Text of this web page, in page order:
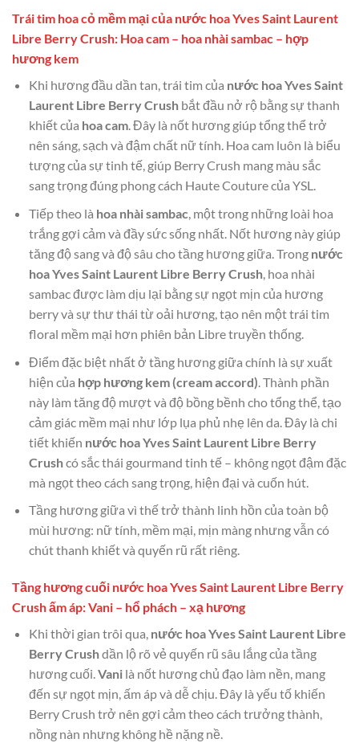
Trái tim hoa cỏ mềm mại của nước hoa Yves Saint Laurent
Libre Berry Crush: Hoa cam – hoa nhài sambac – hợp
hương kem
Khi hương đầu dần tan, trái tim của nước hoa Yves Saint
Laurent Libre Berry Crushbắt đầu nở rộ bằng sự thanh
khiết của hoa cam. Đây là nốt hương giúp tổng thể trở
nên sáng, sạch và đậm chất nữ tính. Hoa cam luôn là biểu
tượng của sự tinh tế, giúp Berry Crush mang màu sắc
sang trọng đúng phong cách Haute Couture của YSL.
Tiếp theo là hoa nhài sambac, một trong những loài hoa
trắng gợi cảm và đầy sức sống nhất. Nốt hương này giúp
tăng độ sang và độ sâu cho tầng hương giữa. Trong nước
hoa Yves Saint Laurent Libre Berry Crush, hoa nhài
sambac được làm dịu lại bằng sự ngọt mịn của hương
berry và sự thư thái từ oải hương, tạo nên một trái tim
floral mềm mại hơn phiên bản Libre truyền thống.
Điểm đặc biệt nhất ở tầng hương giữa chính là sự xuất
hiện của hợp hương kem (cream accord) . Thành phần
này làm tăng độ mượt và độ bồng bềnh cho tổng thể, tạo
cảm giác mềm mại như lớp lụa phủ nhẹ lên da. Đây là chi
tiết khiến nước hoa Yves Saint Laurent Libre Berry
Crushcó sắc thái gourmand tinh tế – không ngọt đậm đặc
mà ngọt theo cách sang trọng, hiện đại và cuốn hút.
Tầng hương giữa vì thế trở thành linh hồn của toàn bộ
mùi hương: nữ tính, mềm mại, mịn màng nhưng vẫn có
chút thanh khiết và quyến rũ rất riêng.
Tầng hương cuối nước hoa Yves Saint Laurent Libre Berry
Crush ấm áp: Vani – hổ phách – xạ hương
Khi thời gian trôi qua, nước hoa Yves Saint Laurent Libre
Berry Crushdần lộ rõ vẻ quyến rũ sâu lắng của tầng
hương cuối.Vanilà nốt hương chủ đạo làm nền, mang
đến sự ngọt mịn, ấm áp và dễ chịu. Đây là yếu tố khiến
Berry Crush trở nên gợi cảm theo cách trưởng thành,
nồng nàn nhưng không hề nặng nề.